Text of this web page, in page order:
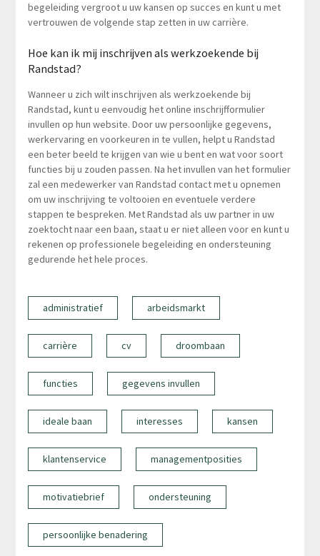
begeleiding vergroot u uw kansen op succes en kunt u met
vertrouwen de volgende stap zetten in uw carrière.
Hoe kan ik mij inschrijven als werkzoekende bij
Randstad?
Wanneer u zich wilt inschrijven als werkzoekende bij
Randstad, kunt u eenvoudig het online inschrijfformulier
invullen op hun website. Door uw persoonlijke gegevens,
werkervaring en voorkeuren in te vullen, helpt u Randstad
een beter beeld te krijgen van wie u bent en wat voor soort
functies bij u zouden passen. Na het invullen van het formulier
zal een medewerker van Randstad contact met u opnemen
om uw inschrijving te voltooien en eventuele verdere
stappen te bespreken. Met Randstad als uw partner in uw
zoektocht naar een baan, staat u er niet alleen voor en kunt u
rekenen op professionele begeleiding en ondersteuning
gedurende het hele proces.
administratief arbeidsmarkt
carrière cv droombaan
functies gegevens invullen
ideale baan interesses kansen
klantenservice managementposities
motivatiebrief ondersteuning
persoonlijke benadering